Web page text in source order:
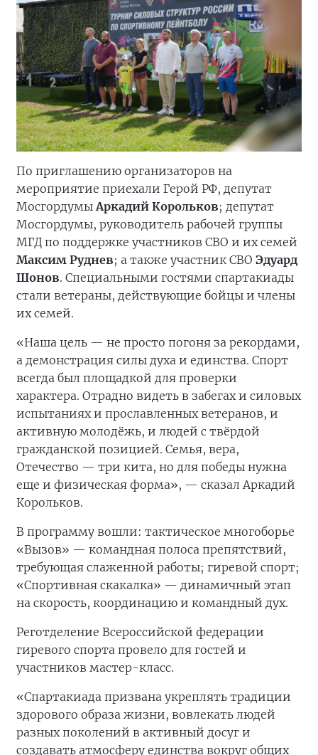
По приглашению организаторов на
мероприятие приехали Герой РФ, депутат
МосгордумыАркадий Корольков; депутат
Мосгордумы, руководитель рабочей группы
МГД по поддержке участников СВО и их семей
Максим Руднев; а также участник СВО Эдуард
Шонов. Специальными гостями спартакиады
стали ветераны, действующие бойцы и члены
их семей.
«Наша цель — не просто погоня за рекордами,
а демонстрация силы духа и единства. Спорт
всегда был площадкой для проверки
характера. Отрадно видеть в забегах и силовых
испытаниях и прославленных ветеранов, и
активную молодёжь, и людей с твёрдой
гражданской позицией. Семья, вера,
Отечество — три кита, но для победы нужна
еще и физическая форма», — сказал Аркадий
Корольков.
В программу вошли: тактическое многоборье
«Вызов» — командная полоса препятствий,
требующая слаженной работы; гиревой спорт;
«Спортивная скакалка» — динамичный этап
на скорость, координацию и командный дух.
Реготделение Всероссийской федерации
гиревого спорта провело для гостей и
участников мастер-класс.
«Спартакиада призвана укреплять традиции
здорового образа жизни, вовлекать людей
разных поколений в активный досуг и
создавать атмосферу единства вокруг общих